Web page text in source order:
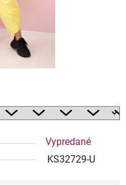
Vypredané
KS32729-U